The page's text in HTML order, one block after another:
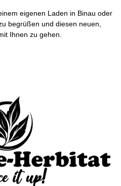
eigenen Laden in Binau oder
begrüßen und diesen neuen,
Ihnen zu gehen.